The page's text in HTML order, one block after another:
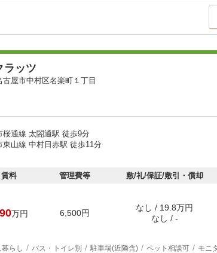
ラッツ
古屋市中村区名楽町１丁目
桜通線 太閤通駅 徒歩9分
東山線 中村日赤駅 徒歩11分
賃料 管理費等 敷/礼/保証/敷引・償却
万円 6,500円
なし / 19.8万円
なし / -
らし バス・トイレ別 駐車場(近隣含) ペット相談可 モニ